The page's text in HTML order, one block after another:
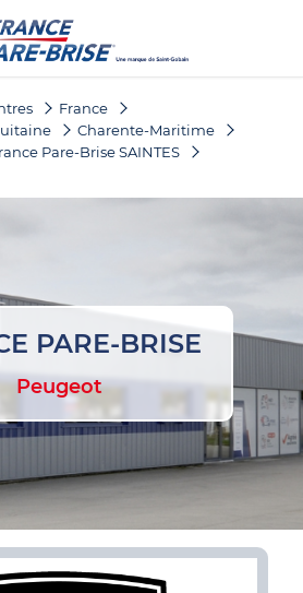
France
Charente-Maritime
Pare-Brise SAINTES
PARE-BRISE
Peugeot